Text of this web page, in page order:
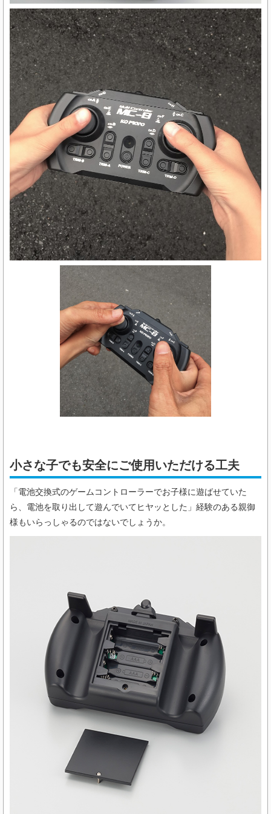
小さな子でも安全にご使用いただける工夫
「電池交換式のゲームコントローラーでお子様に遊ばせていた
ら、電池を取り出して遊んでいてヒヤッとした」経験のある親御
様もいらっしゃるのではないでしょうか。